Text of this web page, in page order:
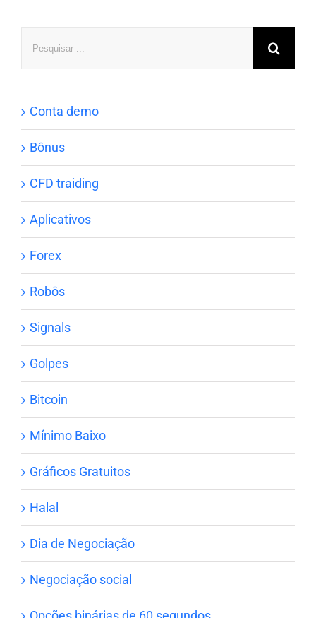
Conta demo
Bônus
CFD traiding
Aplicativos
Forex
Robôs
Signals
Golpes
Bitcoin
Mínimo Baixo
Gráficos Gratuitos
Halal
Dia de Negociação
Negociação social